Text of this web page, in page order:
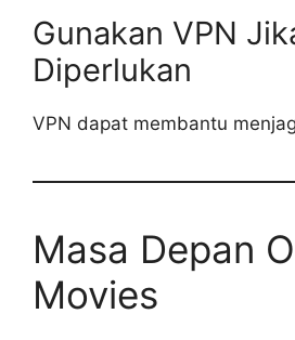
Gunakan VPN
Diperlukan
VPN dapat membantu
Masa Depan
Movies